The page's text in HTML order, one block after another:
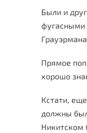
Были и
фугасными
Прямое
хорошо
Кстати,
должны
Никитском